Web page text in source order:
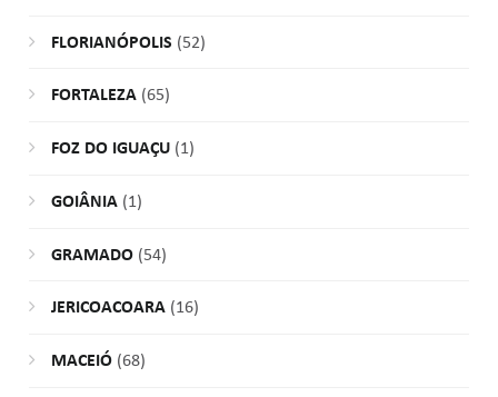
FLORIANÓPOLIS (52)
FORTALEZA(65)
FOZ DO IGUAÇU(1)
GOIÂNIA(1)
GRAMADO(54)
JERICOACOARA(16)
MACEIÓ(68)